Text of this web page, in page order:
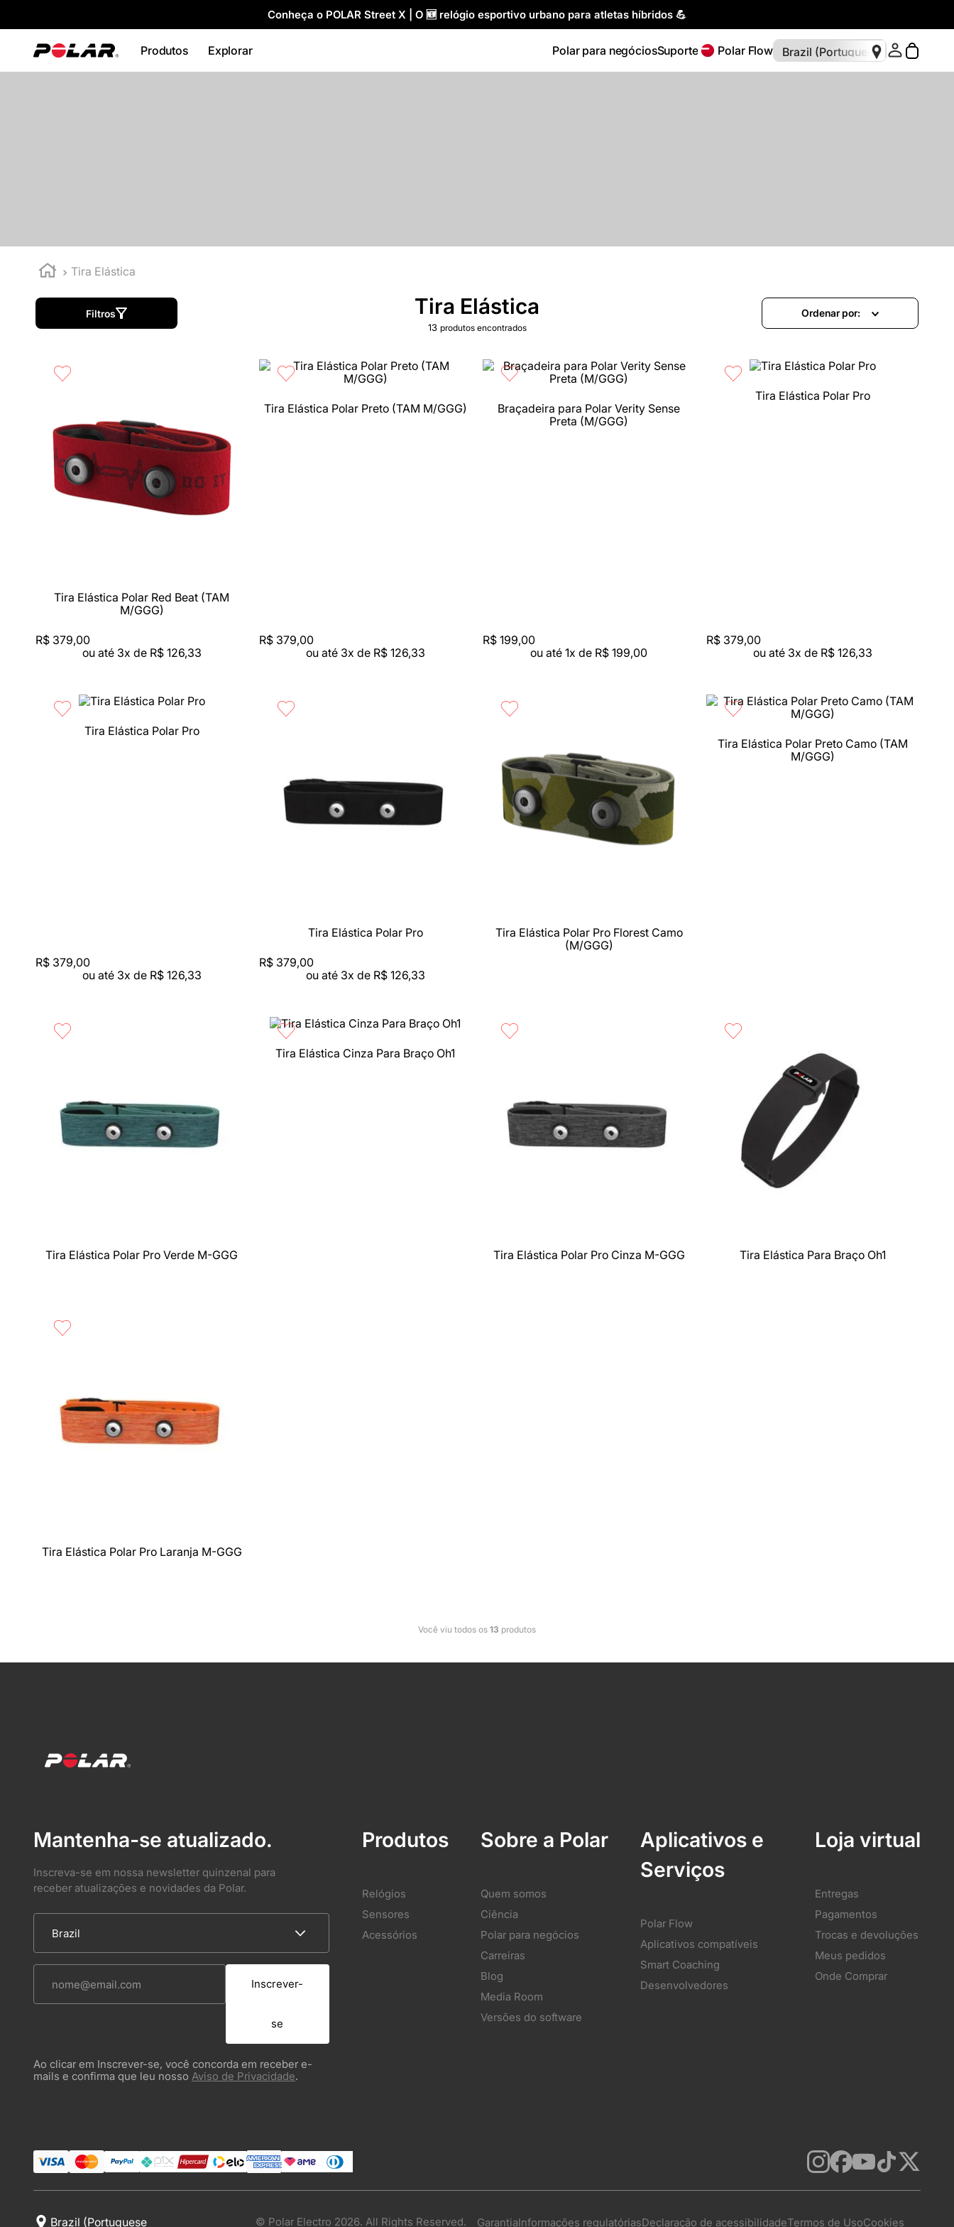
Conheça o POLAR Street X | O 🆕 relógio esportivo urbano para atletas híbridos 💪
Produtos Explorar Polar para negóciosSuporte Polar Flow
Tira Elástica
Filtros Tira Elástica
13 produtos
Ordenar por
Compra rápida
Tira Elástica Polar Red Beat (TAM
M/GGG)
R$ 379,00
ou até 3x de R$ 126,33
Compra rápida
Tira Elástica Polar Preto (TAM M/GGG)
R$ 379,00
ou até 3x de R$ 126,33
Compra rápida
Braçadeira para Polar Verity Sense
Preta (M/GGG)
R$ 199,00
ou até 1x de R$ 199,00
Tira Elástica Polar Pro
R$ 379,00
ou até 3x de R$ 126,33
Tira Elástica Polar Pro
R$ 379,00
ou até 3x de R$ 126,33
Tira Elástica Polar Pro
R$ 379,00
ou até 3x de R$ 126,33
Compra rápida
Tira Elástica Polar Pro Florest Camo
(M/GGG)
Compra rápida
Tira Elástica Polar Preto Camo (TAM
M/GGG)
Tira Elástica Polar Pro Verde M-GGG
Tira Elástica Cinza Para Braço Oh1
Tira Elástica Polar Pro Cinza M-GGG
Compra rápida
Tira Elástica Para Braço Oh1
Tira Elástica Polar Pro Laranja M-GGG
Você viu todos os 13 produtos
Mantenha-se atualizado.
Inscreva-se em nossa newsletter quinzenal para
receber atualizações e novidades da Polar.
Inscrever-
se
Ao clicar em Inscrever-se, você concorda em receber e-
mails e confirma que leu nosso Aviso de Privacidade.
Produtos
Relógios
Sensores
Acessórios
Sobre a Polar
Quem somos
Ciência
Polar para negócios
Carreiras
Blog
Media Room
Versões do software
Aplicativos e
Serviços
Polar Flow
Aplicativos compatíveis
Smart Coaching
Desenvolvedores
Loja virtual
Entregas
Pagamentos
Trocas e devoluções
Meus pedidos
Onde Comprar
© Polar Electro 2026. All Rights Reserved. GarantiaInformações regulatóriasDeclaração de acessibilidadeTermos de UsoCookies